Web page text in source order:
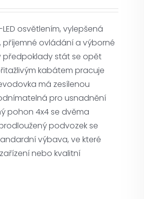
osvětlením, vylepšená
ovládání a výborné
předpoklady stát se opět
kabátem pracuje
má zesílenou
pro usnadnění
pohon 4x4 se dvěma
podvozek se
výbava, ve které
nebo kvalitní